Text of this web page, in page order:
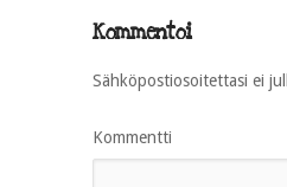
Kommentoi
Sähköpostiosoitettasi ei
Kommentti